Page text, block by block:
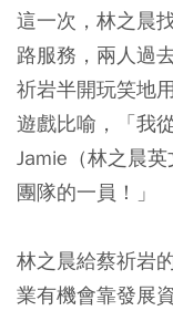
這一次，林之晨
路服務，兩人過
祈岩半開玩笑地
遊戲比喻，「我
Jamie（林之晨
團隊的一員！」
林之晨給蔡祈岩
業有機會靠發展